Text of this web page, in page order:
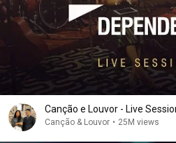
Canção e Louvor - Live
Canção & Louvor • 25M views